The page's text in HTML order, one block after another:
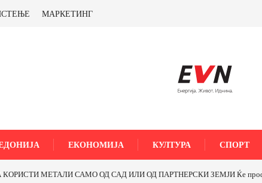
МАРКЕТИНГ
ЕКОНОМИЈА КУЛТУРА СПОРТ
МЕТАЛИ САМО ОД САД ИЛИ ОД ПАРТНЕРСКИ ЗЕМЈИ Ќе